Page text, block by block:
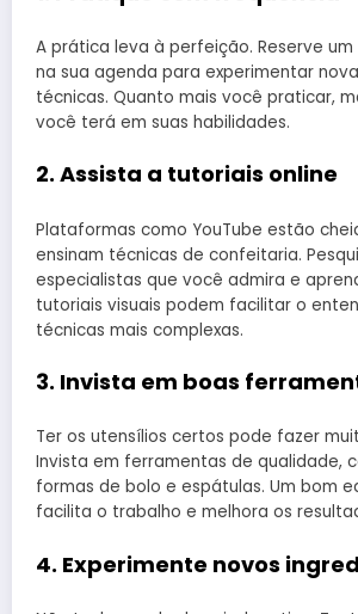
A prática leva à perfeição. Reserve
na sua agenda para experimentar
técnicas. Quanto mais você praticar,
você terá em suas habilidades.
2. Assista a tutoriais online
Plataformas como YouTube estão
ensinam técnicas de confeitaria.
especialistas que você admira e
tutoriais visuais podem facilitar o
técnicas mais complexas.
3. Invista em boas
Ter os utensílios certos pode fazer
Invista em ferramentas de qualidade,
formas de bolo e espátulas. Um bom
facilita o trabalho e melhora os
4. Experimente novos